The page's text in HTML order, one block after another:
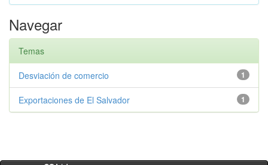
Navegar
Temas
1
Desviación de comercio
1
Exportaciones de El Salvador